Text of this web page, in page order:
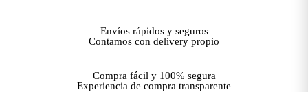
Envíos rápidos y seguros
Contamos con delivery propio
Compra fácil y 100% segura
Experiencia de compra transparente